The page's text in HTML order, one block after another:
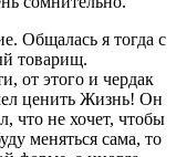
Общалась я тогда с
товарищ.
от этого и чердак
ценить Жизнь! Он
что не хочет, чтобы
меняться сама, то